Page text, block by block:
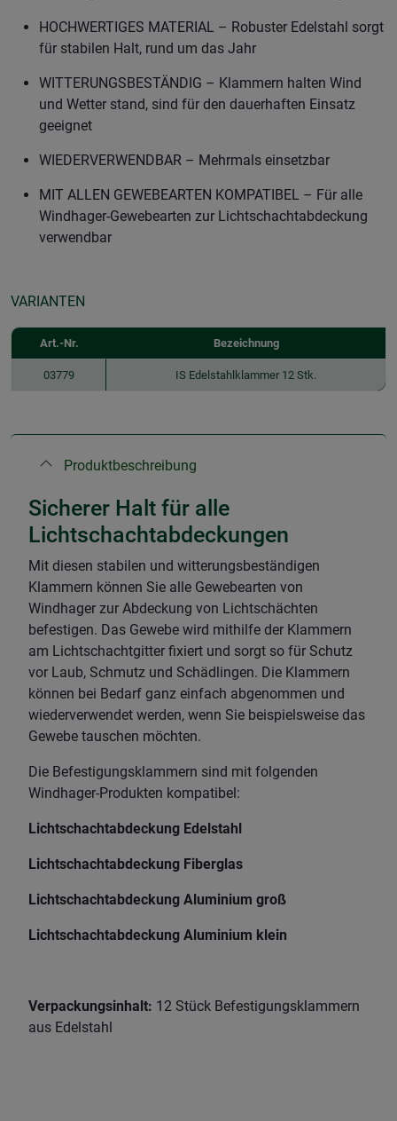
HOCHWERTIGES MATERIAL – Robuster Edelstahl sorgt
für stabilen Halt, rund um das Jahr
WITTERUNGSBESTÄNDIG – Klammern halten Wind
und Wetter stand, sind für den dauerhaften Einsatz
geeignet
WIEDERVERWENDBAR – Mehrmals einsetzbar
MIT ALLEN GEWEBEARTEN KOMPATIBEL – Für alle
Windhager-Gewebearten zur Lichtschachtabdeckung
verwendbar
VARIANTEN
Art.-Nr. Bezeichnung
03779 IS Edelstahlklammer 12 Stk.
Produktbeschreibung
Sicherer Halt für alle
Lichtschachtabdeckungen
Mit diesen stabilen und witterungsbeständigen
Klammern können Sie alle Gewebearten von
Windhager zur Abdeckung von Lichtschächten
befestigen. Das Gewebe wird mithilfe der Klammern
am Lichtschachtgitter fixiert und sorgt so für Schutz
vor Laub, Schmutz und Schädlingen. Die Klammern
können bei Bedarf ganz einfach abgenommen und
wiederverwendet werden, wenn Sie beispielsweise das
Gewebe tauschen möchten.
Die Befestigungsklammern sind mit folgenden
Windhager-Produkten kompatibel:
Lichtschachtabdeckung Edelstahl
Lichtschachtabdeckung Fiberglas
Lichtschachtabdeckung Aluminium groß
Lichtschachtabdeckung Aluminium klein
Verpackungsinhalt: 12 Stück Befestigungsklammern
aus Edelstahl